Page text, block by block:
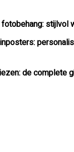
stijlvol
de complete